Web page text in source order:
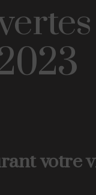
votre